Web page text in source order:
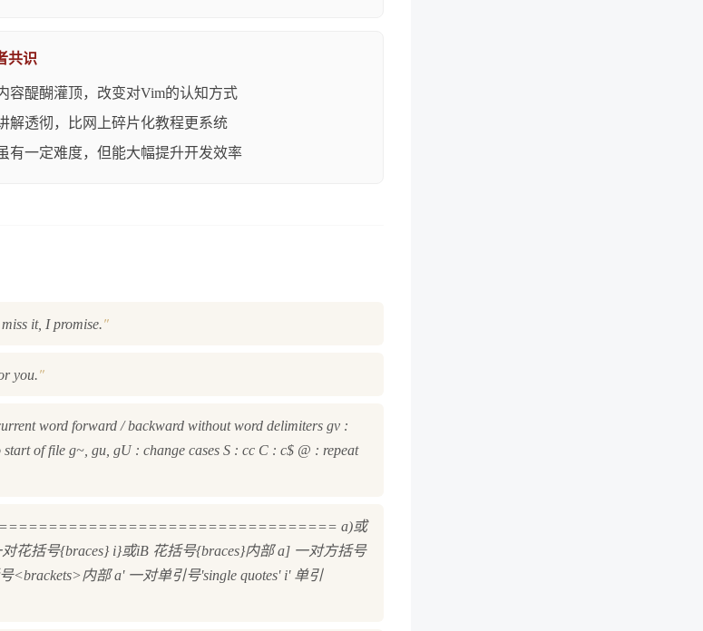
共识
容醍醐灌顶，改变对Vim的认知方式
解透彻，比网上碎片化教程更系统
有一定难度，但能大幅提升开发效率
it, I promise."
you."
word forward / backward without word delimiters gv :
of file g~, gu, gU : change cases S : cc C : c$ @ : repeat
a)或
花括号{braces} i}或iB 花括号{braces}内部 a] 一对方括号
内部 a' 一对单引号'single quotes' i' 单引